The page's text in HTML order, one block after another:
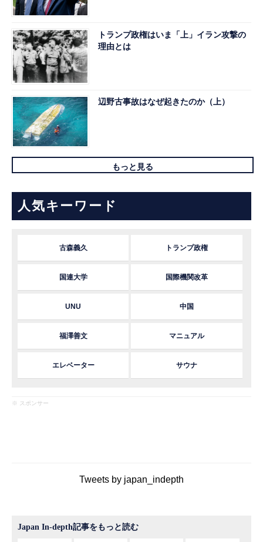
トランプ政権はいま「上」イラン攻撃の
理由とは
辺野古事故はなぜ起きたのか（上）
もっと見る
人気キーワード
古森義久 トランプ政権
国連大学 国際機関改革
UNU 中国
福澤善文 マニュアル
エレベーター サウナ
※ スポンサー
Tweets by japan_indepth
Japan In-depth記事をもっと読む